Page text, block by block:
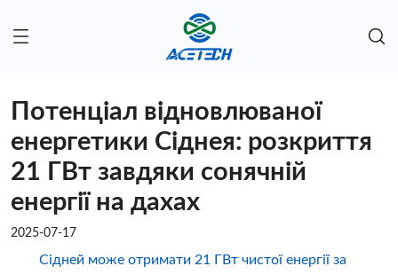
Потенціал відновлюваної
енергетики Сіднея: розкриття
21 ГВт завдяки сонячній
енергії на дахах
2025-07-17
Сідней може отримати 21 ГВт чистої енергії за